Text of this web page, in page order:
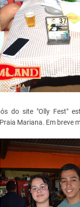
do site "Olly Fest"
Mariana. Em breve